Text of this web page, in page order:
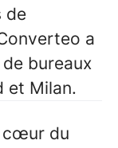
de
a
bureaux
et Milan.
cœur du